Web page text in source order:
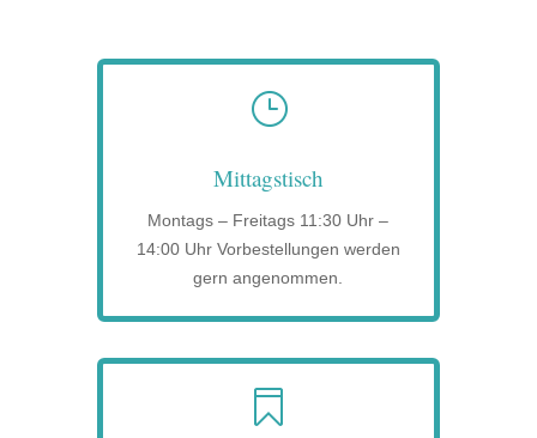
}
Mittagstisch
Montags – Freitags 11:30 Uhr –
14:00 Uhr Vorbestellungen werden
gern angenommen.
